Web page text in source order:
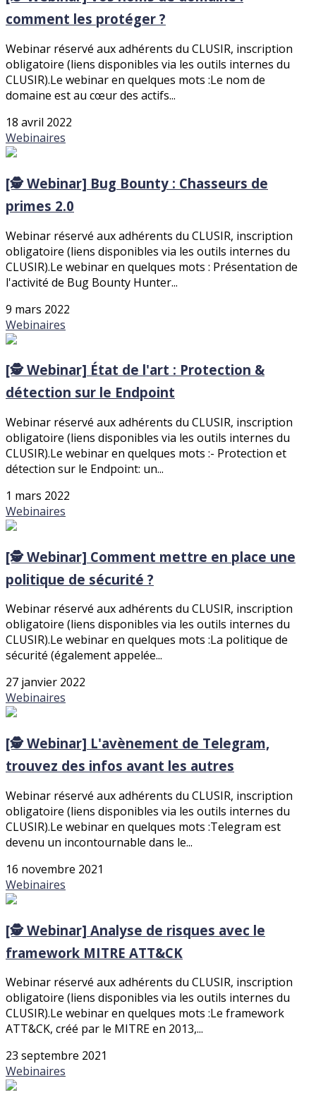
comment les protéger ?
Webinar réservé aux adhérents du CLUSIR, inscription
obligatoire (liens disponibles via les outils internes du
CLUSIR).Le webinar en quelques mots :Le nom de
domaine est au cœur des actifs...
18 avril 2022
Webinaires
[🕵️ Webinar] Bug Bounty : Chasseurs de
primes 2.0
Webinar réservé aux adhérents du CLUSIR, inscription
obligatoire (liens disponibles via les outils internes du
CLUSIR).Le webinar en quelques mots : Présentation de
l'activité de Bug Bounty Hunter...
9 mars 2022
Webinaires
[🕵️ Webinar] État de l'art : Protection &
détection sur le Endpoint
Webinar réservé aux adhérents du CLUSIR, inscription
obligatoire (liens disponibles via les outils internes du
CLUSIR).Le webinar en quelques mots :- Protection et
détection sur le Endpoint: un...
1 mars 2022
Webinaires
[🕵️ Webinar] Comment mettre en place une
politique de sécurité ?
Webinar réservé aux adhérents du CLUSIR, inscription
obligatoire (liens disponibles via les outils internes du
CLUSIR).Le webinar en quelques mots :La politique de
sécurité (également appelée...
27 janvier 2022
Webinaires
[🕵️ Webinar] L'avènement de Telegram,
trouvez des infos avant les autres
Webinar réservé aux adhérents du CLUSIR, inscription
obligatoire (liens disponibles via les outils internes du
CLUSIR).Le webinar en quelques mots :Telegram est
devenu un incontournable dans le...
16 novembre 2021
Webinaires
[🕵️ Webinar] Analyse de risques avec le
framework MITRE ATT&CK
Webinar réservé aux adhérents du CLUSIR, inscription
obligatoire (liens disponibles via les outils internes du
CLUSIR).Le webinar en quelques mots :Le framework
ATT&CK, créé par le MITRE en 2013,...
23 septembre 2021
Webinaires